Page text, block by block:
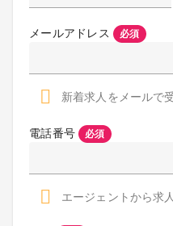
メールアドレス 必須
新着求人をメールで
電話番号 必須
エージェントから求